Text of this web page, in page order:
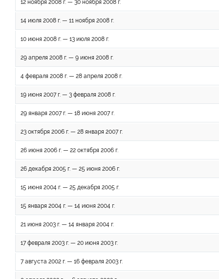
12 ноября 2008 г. — 30 ноября 2008 г.
14 июля 2008 г. — 11 ноября 2008 г.
10 июня 2008 г. — 13 июля 2008 г.
29 апреля 2008 г. — 9 июня 2008 г.
4 февраля 2008 г. — 28 апреля 2008 г.
19 июня 2007 г. — 3 февраля 2008 г.
29 января 2007 г. — 18 июня 2007 г.
23 октября 2006 г. — 28 января 2007 г.
26 июня 2006 г. — 22 октября 2006 г.
26 декабря 2005 г. — 25 июня 2006 г.
15 июня 2004 г. — 25 декабря 2005 г.
15 января 2004 г. — 14 июня 2004 г.
21 июня 2003 г. — 14 января 2004 г.
17 февраля 2003 г. — 20 июня 2003 г.
7 августа 2002 г. — 16 февраля 2003 г.